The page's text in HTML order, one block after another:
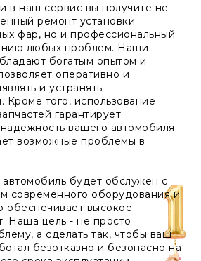
в наш сервис вы получите не
ремонт установки
фар, но и профессиональный
любых проблем. Наши
богатым опытом и
оперативно и
и устранять
Кроме того, использование
гарантирует
вашего автомобиля
возможные проблемы в
будет обслужен с
современного оборудования и
обеспечивает высокое
Наша цель - не просто
а сделать так, чтобы ваш
безотказно и безопасно на